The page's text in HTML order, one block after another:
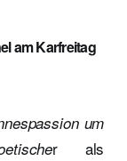
am Karfreitag
um
r als